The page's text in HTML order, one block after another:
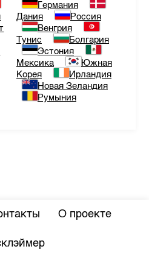
Германия
Дания
Россия
Венгрия
Тунис
Болгария
Эстония
Мексика
Южная
Корея
Ирландия
Новая Зеландия
Румыния
О проекте